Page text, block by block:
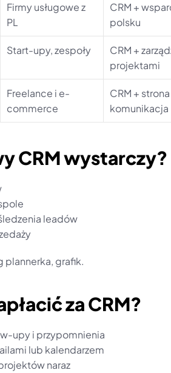
Firmy usługowe z
PL
CRM +
polsku
Start-upy, zespoły
CRM +
projektami
Freelance i e-
commerce
CRM +
komunikacja
CRM wystarczy?
leadów
plannerka, grafik.
za CRM?
upy i przypomnienia
lub kalendarzem
naraz